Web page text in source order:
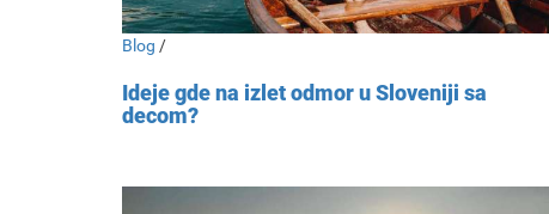
Blog /
Ideje gde na izlet odmor u Sloveniji sa
decom?